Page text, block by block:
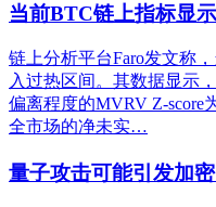
当前BTC链上指标显
链上分析平台Faro发文称
入过热区间。其数据显示
偏离程度的MVRV Z-score
全市场的净未实…
量子攻击可能引发加